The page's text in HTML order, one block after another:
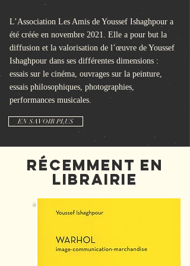
RÉCEmment en
librairIe
L’Association Les Amis de Youssef Ishaghpour a
été créée en novembre 2021. Elle a pour but la
diffusion et la valorisation de l’œuvre de Youssef
Ishaghpour dans ses différentes dimensions :
essais sur le cinéma, ouvrages sur la peinture,
essais philosophiques, photographies,
performances musicales.
EN SAVOIR PLUS